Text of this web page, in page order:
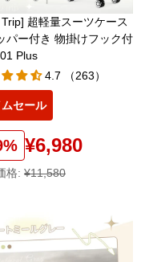
超軽量スーツケース
パー付き 物掛けフック付
Plus
4.7 （263）
セール
¥6,980
格: ¥11,580